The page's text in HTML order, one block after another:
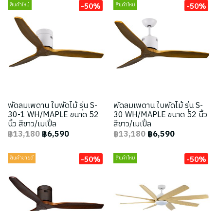
สินค้าใหม่ -50%
พัดลมเพดาน ใบพัดไม้ รุ่น S-
30-1 WH/MAPLE ขนาด 52
นิ้ว สีขาว/เมเปิ้ล
฿13,180฿6,590
สินค้าใหม่ -50%
พัดลมเพดาน ใบพัดไม้ รุ่น S-
30 WH/MAPLE ขนาด 52 นิ้ว
สีขาว/เมเปิ้ล
฿13,180฿6,590
สินค้าขายดี -50% สินค้าใหม่ -50%